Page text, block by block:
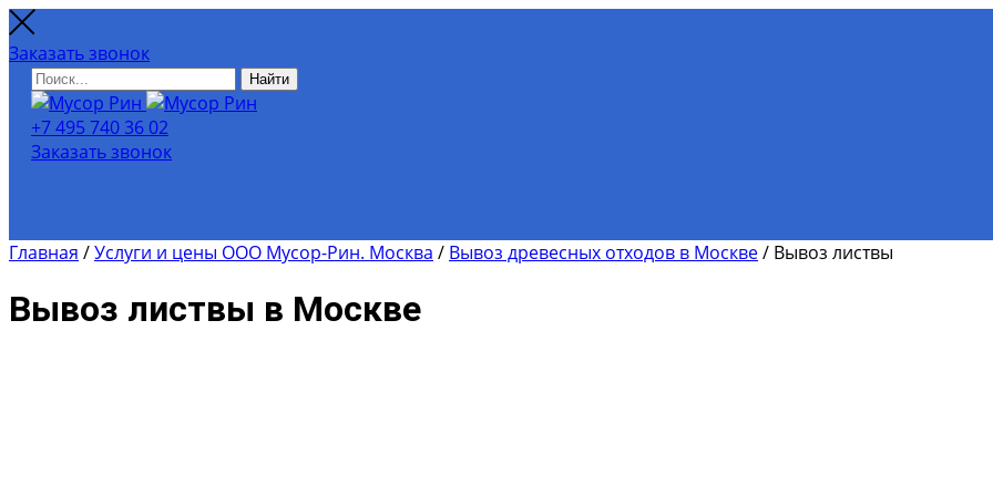
Заказать звонок
Найти
+7 495 740 36 02
Заказать звонок
Главная /Услуги и цены ООО Мусор-Рин. Москва / Вывоз древесных отходов в Москве/ Вывоз листвы
Вывоз листвы в Москве